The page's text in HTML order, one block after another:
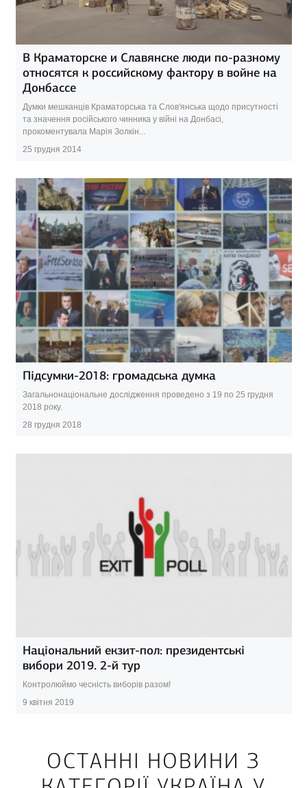
В Краматорске и Славянске люди по-разному
относятся к российскому фактору в войне на
Донбассе
Думки мешканців Краматорська та Слов'янська щодо присутності
та значення російського чинника у війні на Донбасі,
прокоментувала Марія Золкін...
25 грудня 2014
Підсумки-2018: громадська думка
Загальнонаціональне дослідження проведено з 19 по 25 грудня
2018 року.
28 грудня 2018
Національний екзит-пол: президентські
вибори 2019. 2-й тур
Контролюймо чесність виборів разом!
9 квітня 2019
ОСТАННІ НОВИНИ З